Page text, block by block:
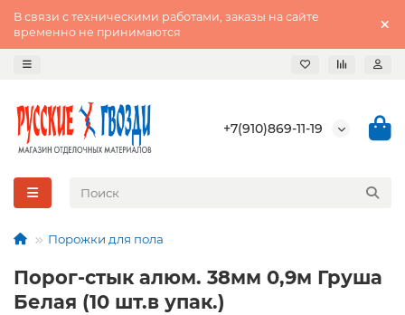
В связи с техническими работами, заказы на сайте
временно не принимаются
+7(910)869-11-19
Порожки для пола
Порог-стык алюм. 38мм 0,9м Груша
Белая (10 шт.в упак.)